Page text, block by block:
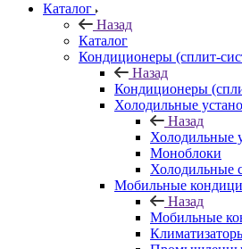
Каталог
Назад
Каталог
Кондиционеры (сплит-
Назад
Кондиционеры
Холодильные
Назад
Холодильные
Моноблоки
Холодильные
Мобильные
Назад
Мобильные